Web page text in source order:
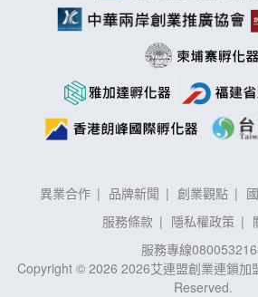
異業合作 品牌新聞 創業觀點
服務條款
隱私權政策
服務專線
Copyright © 2026 2026艾連盟創業連鎖加
Reserved.